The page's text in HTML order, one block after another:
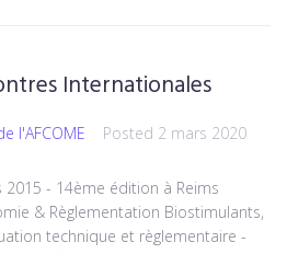
Internationales
l'AFCOME Posted 2 mars 2020
- 14ème édition à Reims
& Règlementation Biostimulants,
technique et règlementaire -